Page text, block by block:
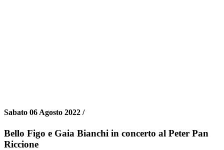
Sabato 06 Agosto 2022 /
Bello Figo e Gaia Bianchi in concerto al Peter Pan
Riccione